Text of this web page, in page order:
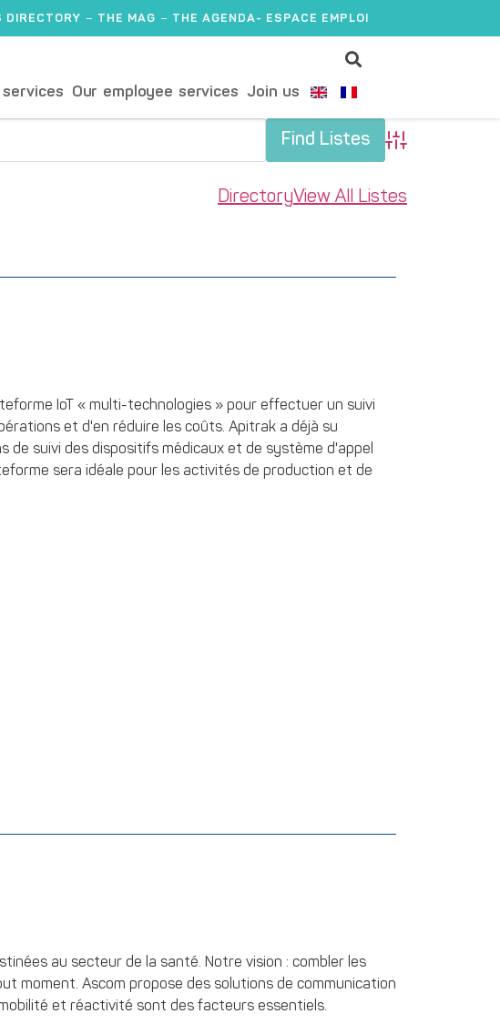
DIRECTORY THE MAG THE AGENDA- ESPACE EMPLOI
Our employee services Join us
Advanced Search
DirectoryView All Listes
IoT « multi-technologies » pour effectuer un suivi
et d'en réduire les coûts. Apitrak a déjà su
suivi des dispositifs médicaux et de système d'appel
sera idéale pour les activités de production et de
au secteur de la santé. Notre vision : combler les
moment. Ascom propose des solutions de communication
et réactivité sont des facteurs essentiels.